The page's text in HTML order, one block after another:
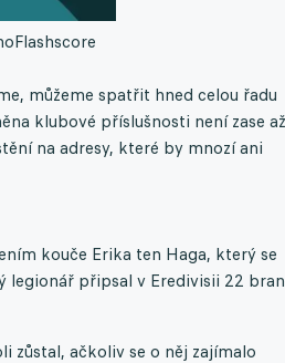
Flashscore
můžeme spatřit hned celou řadu
klubové příslušnosti není zase až
na adresy, které by mnozí ani
kouče Erika ten Haga, který se
legionář připsal v Eredivisii 22
zůstal, ačkoliv se o něj zajímalo